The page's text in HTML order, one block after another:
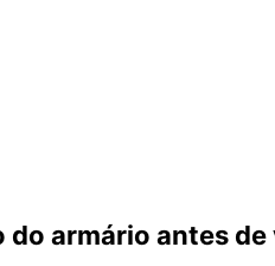
armário antes de